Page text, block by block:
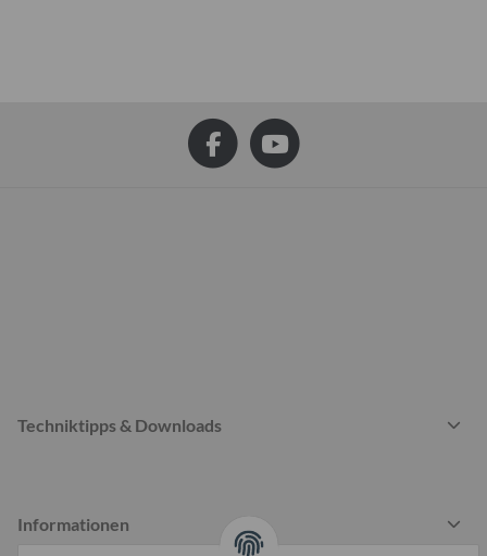
Techniktipps & Downloads
Informationen